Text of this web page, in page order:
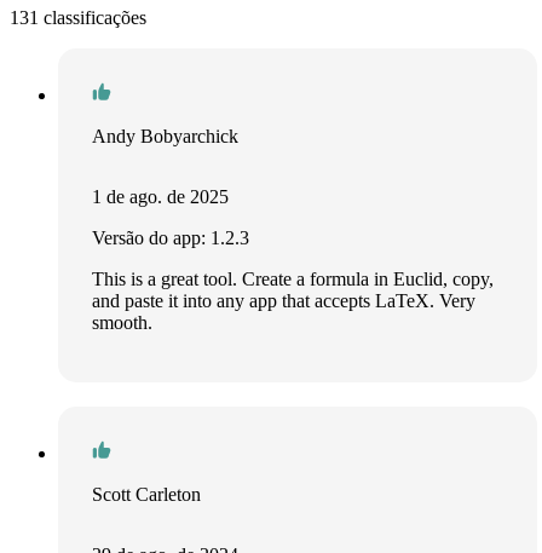
131 classificações
Andy Bobyarchick
1 de ago. de 2025
Versão do app: 1.2.3
This is a great tool. Create a formula in Euclid, copy,
and paste it into any app that accepts LaTeX. Very
smooth.
Scott Carleton